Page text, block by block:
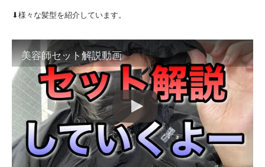
⬇︎様々な髪型を紹介しています。
美容師セット解説動画